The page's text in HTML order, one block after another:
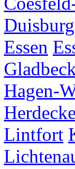
Duisburg
Essen
Hagen-
Herdecke
Lintfort